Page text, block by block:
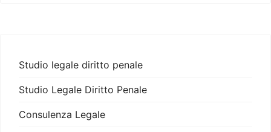
Studio legale diritto penale
Studio Legale Diritto Penale
Consulenza Legale